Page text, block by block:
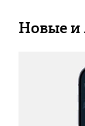
Новые и